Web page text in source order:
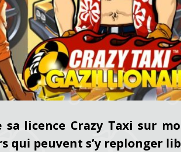
sa licence Crazy Taxi sur
qui peuvent s’y replonger